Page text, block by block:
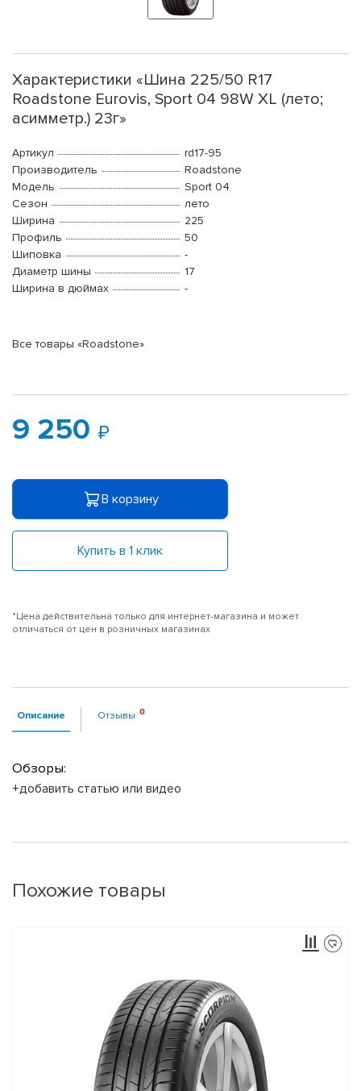
Характеристики «Шина 225/50 R17
Roadstone Eurovis, Sport 04 98W XL (лето;
асимметр.) 23г»
Артикул
rd17-95
Производитель
Roadstone
Модель
Sport 04
Сезон
лето
Ширина
225
Профиль
50
Шиповка
-
Диаметр шины
17
Ширина в дюймах
-
Все товары «Roadstone»
9 250
В корзину
Купить в 1 клик
*Цена действительна только для интернет-магазина и может
отличаться от цен в розничных магазинах
Описание Отзывы
Обзоры:
+добавить статью или видео
Похожие товары